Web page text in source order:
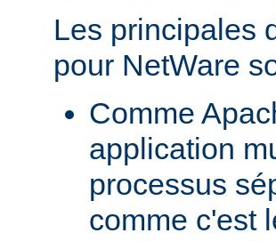
Les principales
pour NetWare
Comme
application
processus
comme c'est